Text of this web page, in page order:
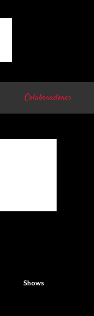
Colaboradores
Shows